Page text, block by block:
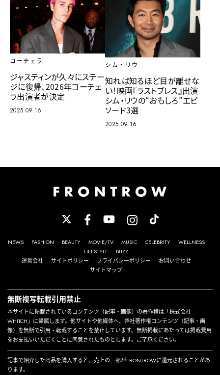
コーチェラ
ジャスティンが久々にステー
ジに復帰、2026年コーチェ
ラ出演者が決定
2025.09.16
シム・リウ
知れば知るほど目が離せな
い！映画『ラストブレス』出演
シム・リウの“おもしろ”エピ
ソード3選
2025.09.16
NEWS FASHION BEAUTY MOVIE/TV MUSIC CELEBRITY
WELLNESS
LIFESTYLE
BUZZ
運営会社
サイトポリシー プライバシーポリシー
お問い合わせ
サイトマップ
無断複写転載引用禁止
本サイトに掲載されているコンテンツ（記事・画像）の著作権は「株式会社
WHITCH」に帰属します。他サイトや他媒体へ、弊社著作権コンテンツ（記事・画
像）を無断で引用・転載することを禁止しています。無断掲載にあたっては掲載費用
をお支払いいただくことに同意されたものとします。ご了承ください。
記事で紹介した商品を購入すると、売上の一部がFRONTROWに還元されることがあ
ります。